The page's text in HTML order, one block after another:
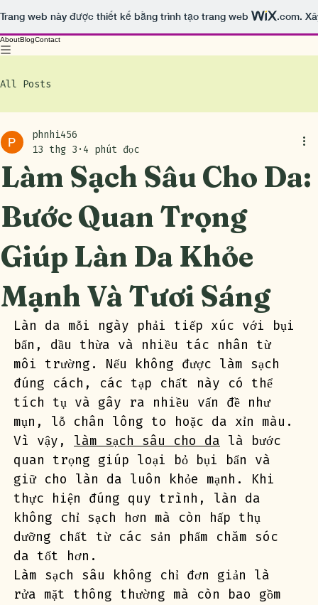
Trang web này được thiết kế bằng trình tạo trang web .com.
AboutBlogContact
All Posts
Làm Sạch Sâu Cho Da:
Bước Quan Trọng
Giúp Làn Da Khỏe
Mạnh Và Tươi Sáng
phnhi456
13 thg 3 4 phút đọc
Làn da mỗi ngày phải tiếp xúc với bụi
bẩn, dầu thừa và nhiều tác nhân từ
môi trường. Nếu không được làm sạch
đúng cách, các tạp chất này có thể
tích tụ và gây ra nhiều vấn đề như
mụn, lỗ chân lông to hoặc da xỉn màu.
Vì vậy, làm sạch sâu cho da là bước
quan trọng giúp loại bỏ bụi bẩn và
giữ cho làn da luôn khỏe mạnh. Khi
thực hiện đúng quy trình, làn da
không chỉ sạch hơn mà còn hấp thụ
dưỡng chất từ các sản phẩm chăm sóc
da tốt hơn.
Làm sạch sâu không chỉ đơn giản là
rửa mặt thông thường mà còn bao gồm